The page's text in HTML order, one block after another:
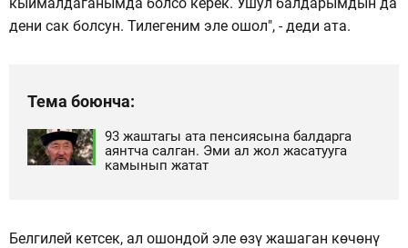
дени сак болсун. Тилегеним эле ошол", - деди ата.
Тема боюнча:
93 жаштагы ата пенсиясына балдарга
аянтча салган. Эми ал жол жасатууга
камынып жатат
Белгилей кетсек, ал ошондой эле өзү жашаган көчөнү